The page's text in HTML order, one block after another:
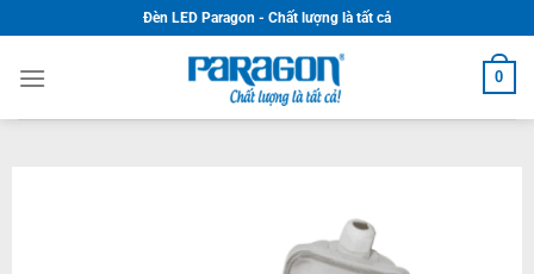
to
content
Đèn LED Paragon - Chất lượng là tất cả
0